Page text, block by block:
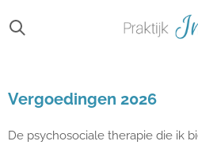
direct
Vergoedingen 2026
De psychosociale therapie die ik